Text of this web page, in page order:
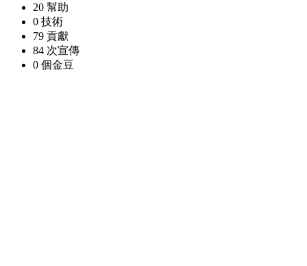
20 幫助
0 技術
79 貢獻
84 次宣傳
0 個金豆